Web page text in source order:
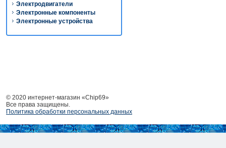
Электродвигатели
Электронные компоненты
Электронные устройства
© 2020 интернет-магазин «Chip69»
Все права защищены.
Политика обработки персональных данных